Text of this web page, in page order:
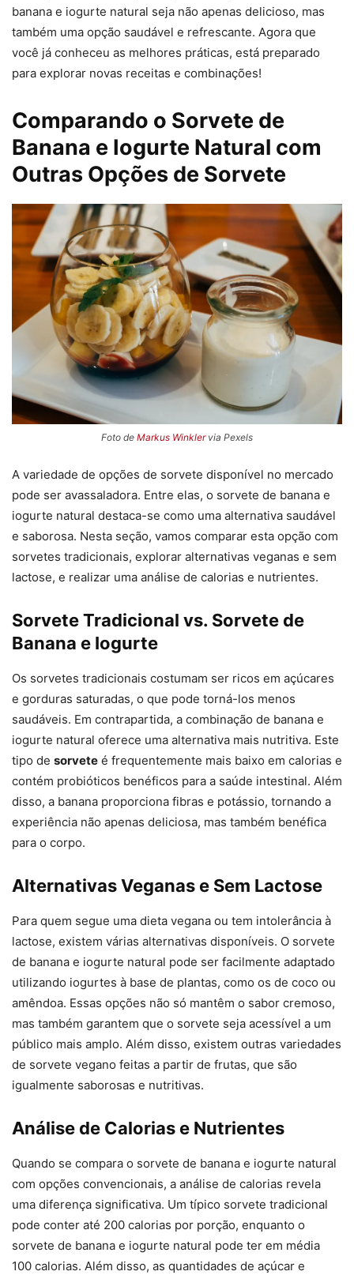
banana e iogurte natural seja não apenas delicioso, mas
também uma opção saudável e refrescante. Agora que
você já conheceu as melhores práticas, está preparado
para explorar novas receitas e combinações!
Comparando o Sorvete de
Banana e Iogurte Natural com
Outras Opções de Sorvete
Foto de Markus Winklervia Pexels
A variedade de opções de sorvete disponível no mercado
pode ser avassaladora. Entre elas, o sorvete de banana e
iogurte natural destaca-se como uma alternativa saudável
e saborosa. Nesta seção, vamos comparar esta opção com
sorvetes tradicionais, explorar alternativas veganas e sem
lactose, e realizar uma análise de calorias e nutrientes.
Sorvete Tradicional vs. Sorvete de
Banana e Iogurte
Os sorvetes tradicionais costumam ser ricos em açúcares
e gorduras saturadas, o que pode torná-los menos
saudáveis. Em contrapartida, a combinação de banana e
iogurte natural oferece uma alternativa mais nutritiva. Este
tipo de sorvete é frequentemente mais baixo em calorias e
contém probióticos benéficos para a saúde intestinal. Além
disso, a banana proporciona fibras e potássio, tornando a
experiência não apenas deliciosa, mas também benéfica
para o corpo.
Alternativas Veganas e Sem Lactose
Para quem segue uma dieta vegana ou tem intolerância à
lactose, existem várias alternativas disponíveis. O sorvete
de banana e iogurte natural pode ser facilmente adaptado
utilizando iogurtes à base de plantas, como os de coco ou
amêndoa. Essas opções não só mantêm o sabor cremoso,
mas também garantem que o sorvete seja acessível a um
público mais amplo. Além disso, existem outras variedades
de sorvete vegano feitas a partir de frutas, que são
igualmente saborosas e nutritivas.
Análise de Calorias e Nutrientes
Quando se compara o sorvete de banana e iogurte natural
com opções convencionais, a análise de calorias revela
uma diferença significativa. Um típico sorvete tradicional
pode conter até 200 calorias por porção, enquanto o
sorvete de banana e iogurte natural pode ter em média
100 calorias. Além disso, as quantidades de açúcar e